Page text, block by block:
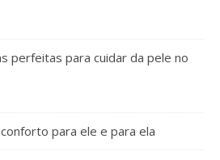
perfeitas para cuidar da pele no
para ele e para ela